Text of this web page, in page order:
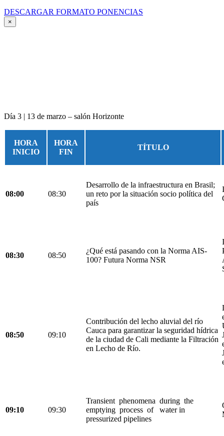
DESCARGAR FORMATO PONENCIAS
×
Día 3 | 13 de marzo – salón Horizonte
HORA
INICIO
HORA
FIN
TÍTULO
08:00 08:30
Desarrollo de la infraestructura en Brasil;
un reto por la situación socio política del
país
08:30 08:50
¿Qué está pasando con la Norma AIS-
100? Futura Norma NSR
08:50 09:10
Contribución del lecho aluvial del río
Cauca para garantizar la seguridad hídrica
de la ciudad de Cali mediante la Filtración
en Lecho de Río.
09:10 09:30
Transient phenomena during the
emptying process of water in
pressurized pipelines